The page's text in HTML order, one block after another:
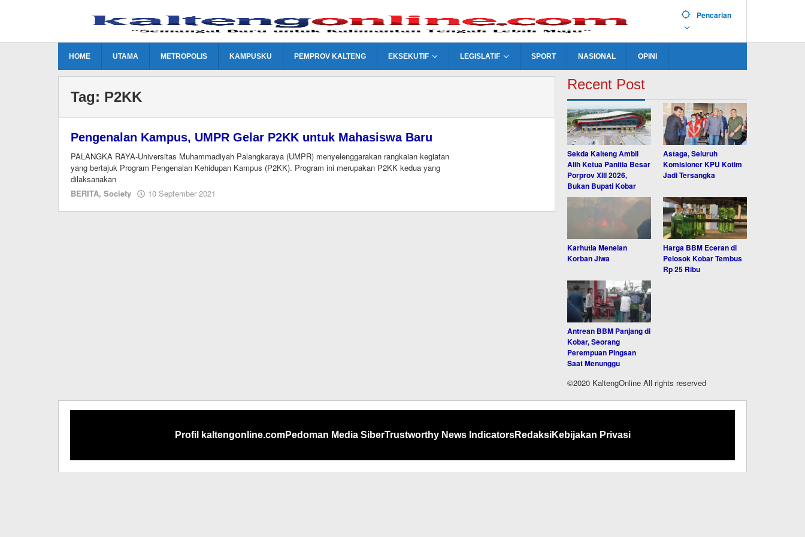
Pencarian
HOME UTAMA METROPOLIS KAMPUSKU PEMPROV KALTENG EKSEKUTIF LEGISLATIF SPORT NASIONAL OPINI
Tag: P2KK
Pengenalan Kampus, UMPR Gelar P2KK untuk Mahasiswa Baru
PALANGKA RAYA-Universitas Muhammadiyah Palangkaraya (UMPR) menyelenggarakan rangkaian kegiatan
yang bertajuk Program Pengenalan Kehidupan Kampus (P2KK). Program ini merupakan P2KK kedua yang
dilaksanakan
BERITA, Society 10 September 2021
Recent Post
Sekda Kalteng Ambil
Alih Ketua Panitia Besar
Porprov XIII 2026,
Bukan Bupati Kobar
Astaga, Seluruh
Komisioner KPU Kotim
Jadi Tersangka
Karhutla Menelan
Korban Jiwa
Harga BBM Eceran di
Pelosok Kobar Tembus
Rp 25 Ribu
Antrean BBM Panjang di
Kobar, Seorang
Perempuan Pingsan
Saat Menunggu
©2020 KaltengOnline All rights reserved
Profil kaltengonline.comPedoman Media SiberTrustworthy News IndicatorsRedaksiKebijakan Privasi